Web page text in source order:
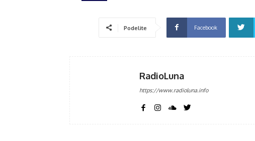
Podelite Facebook
RadioLuna
https://www.radioluna.info